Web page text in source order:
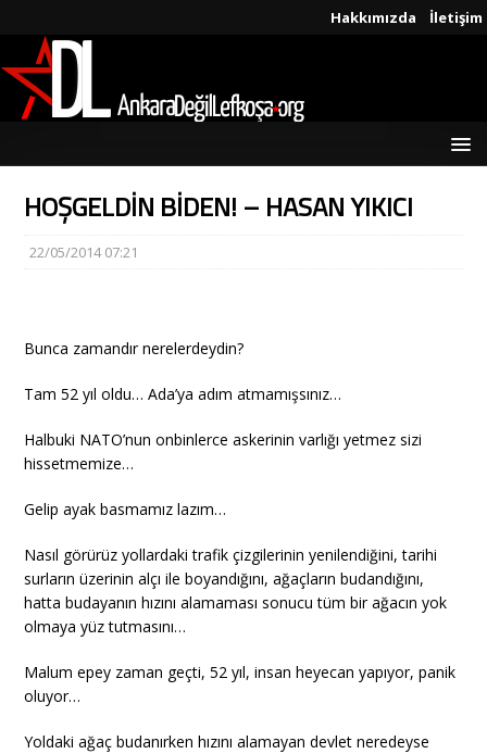
Hakkımızda İletişim
HOŞGELDİN BİDEN! – HASAN YIKICI
22/05/2014 07:21
Bunca zamandır nerelerdeydin?
Tam 52 yıl oldu… Ada’ya adım atmamışsınız…
Halbuki NATO’nun onbinlerce askerinin varlığı yetmez sizi
hissetmemize…
Gelip ayak basmamız lazım…
Nasıl görürüz yollardaki trafik çizgilerinin yenilendiğini, tarihi
surların üzerinin alçı ile boyandığını, ağaçların budandığını,
hatta budayanın hızını alamaması sonucu tüm bir ağacın yok
olmaya yüz tutmasını…
Malum epey zaman geçti, 52 yıl, insan heyecan yapıyor, panik
oluyor…
Yoldaki ağaç budanırken hızını alamayan devlet neredeyse